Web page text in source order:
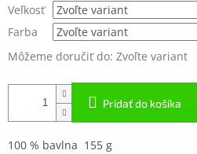
Veľkosť
Farba
Môžeme doručiť do: Zvoľte variant
Pridať do košíka
100 % bavlna 155 g